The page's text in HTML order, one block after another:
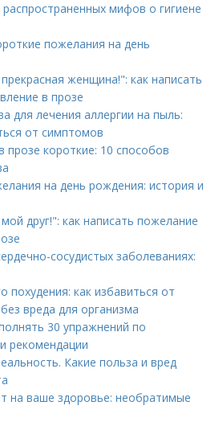
мифов о гигиене
пожелания на день
женщина!": как написать
в прозе
для лечения аллергии на пыль:
от симптомов
короткие: 10 способов
на день рождения: история и
друг!": как написать пожелание
сосудистых заболеваниях:
похудения: как избавиться от
вреда для организма
30 упражнений по
рекомендации
Какие польза и вред
на ваше здоровье: необратимые